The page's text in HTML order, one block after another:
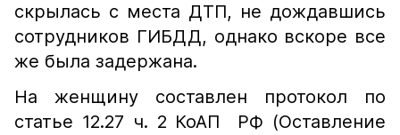
скрылась с места ДТП, не дождавшись
сотрудников ГИБДД, однако вскоре все
же была задержана.
На женщину составлен протокол по
статье 12.27 ч. 2 КоАП РФ (Оставление